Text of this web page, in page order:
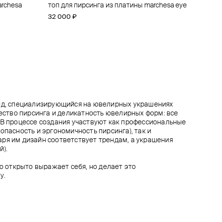
топ для пирсинга из платины marchesa eye
32 000 ₽
grisant
топ для пирсинга из платины flower
22 500 ₽
топ для пирсинга из золота threeleaf
20 000 ₽
топ для пирсинга battle axe из золота
23 800 ₽
специализирующийся на ювелирных украшениях
пирсинга и деликатность ювелирных форм: все
процессе создания участвуют как профессиональные
и эргономичность пирсинга), так и
им дизайн соответствует трендам, а украшения
открыто выражает себя, но делает это